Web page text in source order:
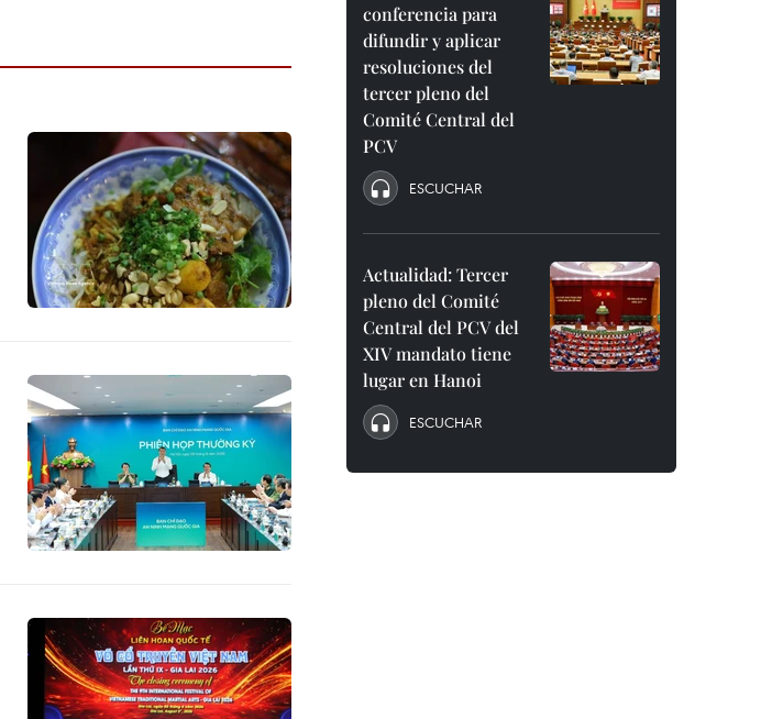
conferencia para
difundir y aplicar
resoluciones del
tercer pleno del
Comité Central del
PCV
ESCUCHAR
Actualidad: Tercer
pleno del Comité
Central del PCV del
XIV mandato tiene
lugar en Hanoi
ESCUCHAR